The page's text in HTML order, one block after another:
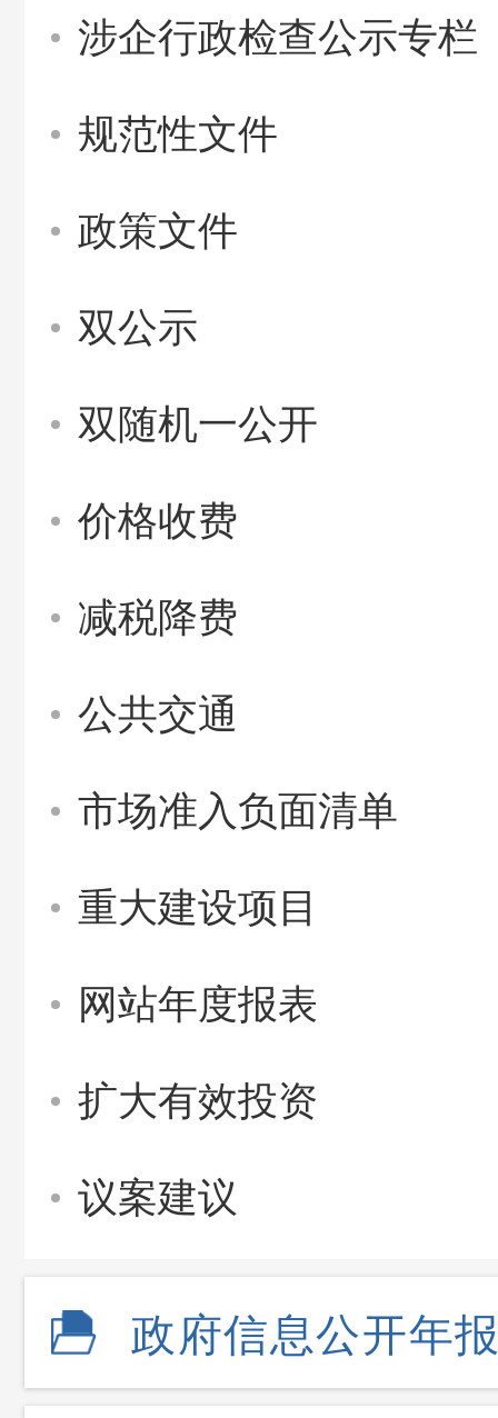
涉企行政检查公示专栏
规范性文件
政策文件
双公示
双随机一公开
价格收费
减税降费
公共交通
市场准入负面清单
重大建设项目
网站年度报表
扩大有效投资
议案建议
政府信息公开年